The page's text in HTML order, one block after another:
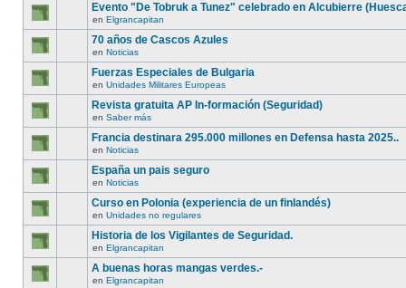
Evento "De Tobruk a Tunez" celebrado en Alcubierre
en Elgrancapitan
70 años de Cascos Azules
en Noticias
Fuerzas Especiales de Bulgaria
en Unidades Militares Europeas
Revista gratuita AP In-formación (Seguridad)
en Saber más
Francia destinara 295.000 millones en Defensa hasta 2025..
en Noticias
España un pais seguro
en Noticias
Curso en Polonia (experiencia de un finlandés)
en Unidades no regulares
Historia de los Vigilantes de Seguridad.
en Elgrancapitan
A buenas horas mangas verdes.-
en Elgrancapitan